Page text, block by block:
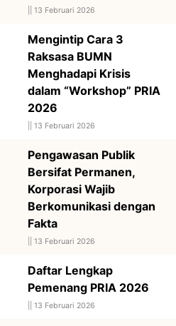
13 Februari 2026
Mengintip Cara 3
Raksasa BUMN
Menghadapi Krisis
dalam “Workshop” PRIA
2026
13 Februari 2026
Pengawasan Publik
Bersifat Permanen,
Korporasi Wajib
Berkomunikasi dengan
Fakta
13 Februari 2026
Daftar Lengkap
Pemenang PRIA 2026
13 Februari 2026